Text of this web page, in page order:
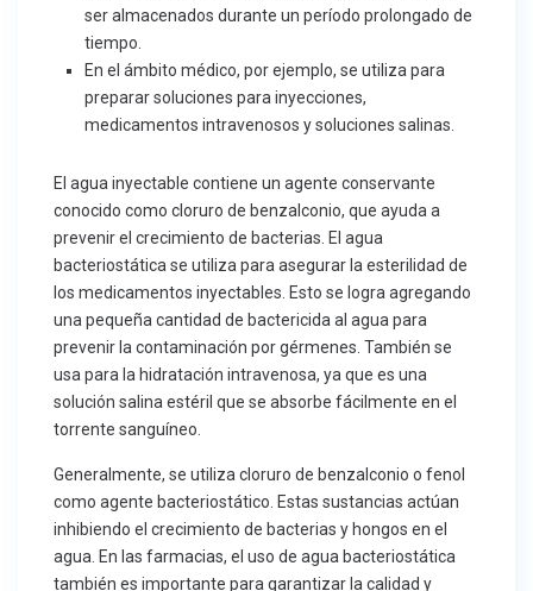
ser almacenados durante un período prolongado de
tiempo.
En el ámbito médico, por ejemplo, se utiliza para
preparar soluciones para inyecciones,
medicamentos intravenosos y soluciones salinas.
El agua inyectable contiene un agente conservante
conocido como cloruro de benzalconio, que ayuda a
prevenir el crecimiento de bacterias. El agua
bacteriostática se utiliza para asegurar la esterilidad de
los medicamentos inyectables. Esto se logra agregando
una pequeña cantidad de bactericida al agua para
prevenir la contaminación por gérmenes. También se
usa para la hidratación intravenosa, ya que es una
solución salina estéril que se absorbe fácilmente en el
torrente sanguíneo.
Generalmente, se utiliza cloruro de benzalconio o fenol
como agente bacteriostático. Estas sustancias actúan
inhibiendo el crecimiento de bacterias y hongos en el
agua. En las farmacias, el uso de agua bacteriostática
también es importante para garantizar la calidad y